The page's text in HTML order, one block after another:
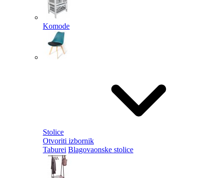
Komode
Stolice
Otvoriti izbornik
Taburei Blagovaonske stolice